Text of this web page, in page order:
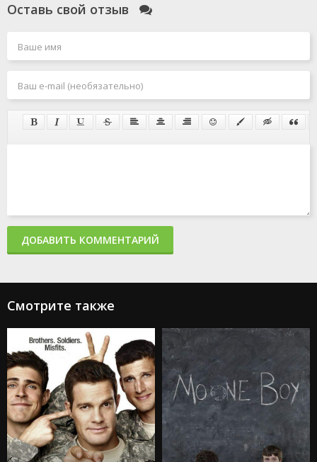
Оставь свой отзыв
ДОБАВИТЬ КОММЕНТАРИЙ
Смотрите также